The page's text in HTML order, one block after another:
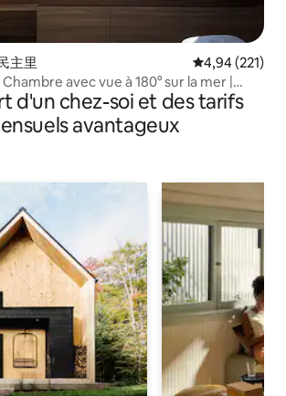
主里 Évaluation
4,94 (221)
avec vue à 180° sur la mer |
de Dongdaemun | Équipement neuf |
| Parking privé
d'un chez-soi et des tarifs
avantageux